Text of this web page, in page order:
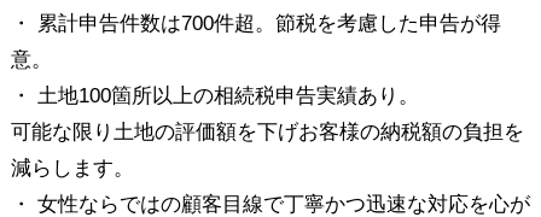
・ 累計申告件数は700件超。節税を考慮した申告が得
意。
・ 土地100箇所以上の相続税申告実績あり。
可能な限り土地の評価額を下げお客様の納税額の負担を
減らします。
・ 女性ならではの顧客目線で丁寧かつ迅速な対応を心が